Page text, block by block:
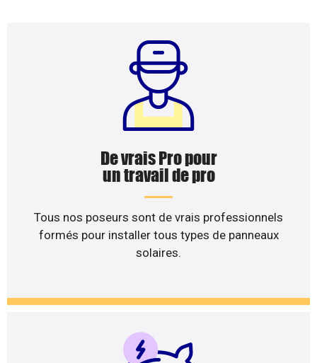
De vrais Pro pour
un travail de pro
Tous nos poseurs sont de vrais professionnels
formés pour installer tous types de panneaux
solaires.